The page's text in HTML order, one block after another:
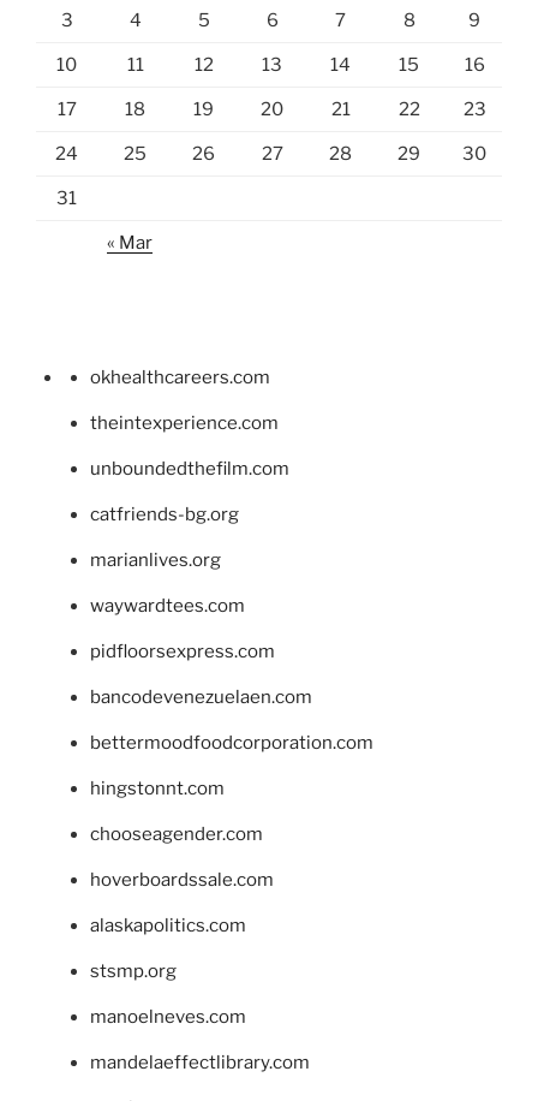
3 4 5 6 7 8 9
10 11 12 13 14 15 16
17 18 19 20 21 22 23
24 25 26 27 28 29 30
31
« Mar
okhealthcareers.com
theintexperience.com
unboundedthefilm.com
catfriends-bg.org
marianlives.org
waywardtees.com
pidfloorsexpress.com
bancodevenezuelaen.com
bettermoodfoodcorporation.com
hingstonnt.com
chooseagender.com
hoverboardssale.com
alaskapolitics.com
stsmp.org
manoelneves.com
mandelaeffectlibrary.com